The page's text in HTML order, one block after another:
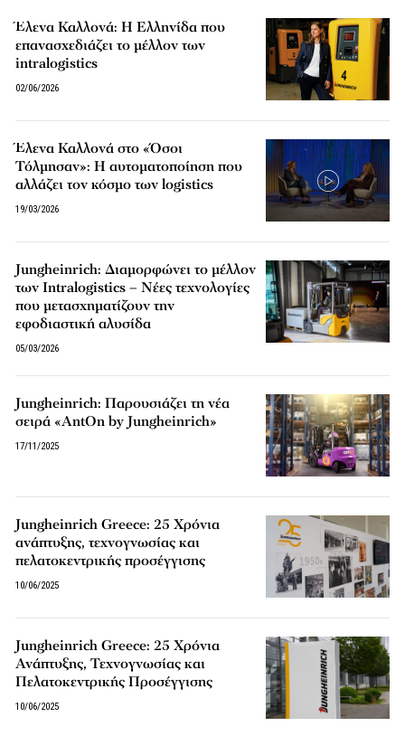
Έλενα Καλλονά: Η Ελληνίδα που
επανασχεδιάζει το μέλλον των
intralogistics
02/06/2026
Έλενα Καλλονά στο «Όσοι
Τόλμησαν»: Η αυτοματοποίηση που
αλλάζει τον κόσμο των logistics
19/03/2026
Jungheinrich: Διαμορφώνει το μέλλον
των Intralogistics – Νέες τεχνολογίες
που μετασχηματίζουν την
εφοδιαστική αλυσίδα
05/03/2026
Jungheinrich: Παρουσιάζει τη νέα
σειρά «AntOn by Jungheinrich»
17/11/2025
Jungheinrich Greece: 25 Χρόνια
ανάπτυξης, τεχνογνωσίας και
πελατοκεντρικής προσέγγισης
10/06/2025
Jungheinrich Greece: 25 Χρόνια
Ανάπτυξης, Τεχνογνωσίας και
Πελατοκεντρικής Προσέγγισης
10/06/2025